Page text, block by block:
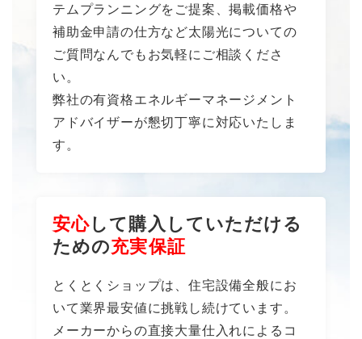
テムプランニングをご提案、掲載価格や
補助金申請の仕方など太陽光についての
ご質問なんでもお気軽にご相談くださ
い。
弊社の有資格エネルギーマネージメント
アドバイザーが懇切丁寧に対応いたしま
す。
安心して購入していただける
ための充実保証
とくとくショップは、住宅設備全般にお
いて業界最安値に挑戦し続けています。
メーカーからの直接大量仕入れによるコ